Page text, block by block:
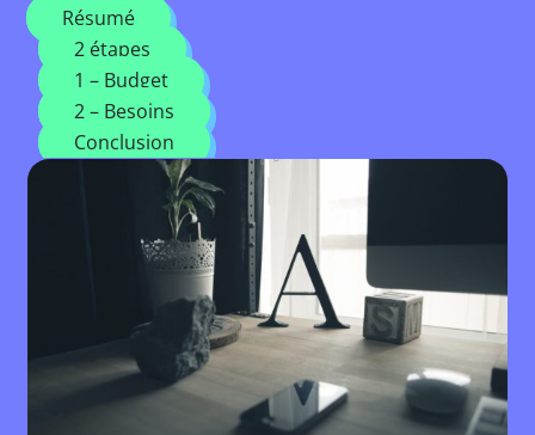
Résumé
2 étapes
1 – Budget
2 – Besoins
Conclusion